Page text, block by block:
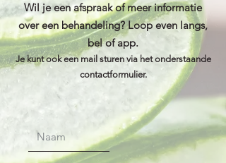
Wil je een afspraak of meer informatie
over een behandeling? Loop even langs,
bel of app.
Je kunt ook een mail sturen via het onderstaande
contactformulier.